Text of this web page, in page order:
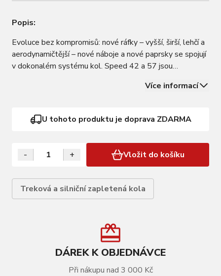
Popis:
Evoluce bez kompromisů: nové ráfky – vyšší, širší, lehčí a
aerodynamičtější – nové náboje a nové paprsky se spojují
v dokonalém systému kol. Speed 42 a 57 jsou
hodin testování v aerodynamickém tunelu, laboratoři a na
Více informací
U tohoto produktu je doprava ZDARMA
- + Vložit do košíku
Treková a silniční zapletená kola
DÁREK K OBJEDNÁVCE
Při nákupu nad 3 000 Kč